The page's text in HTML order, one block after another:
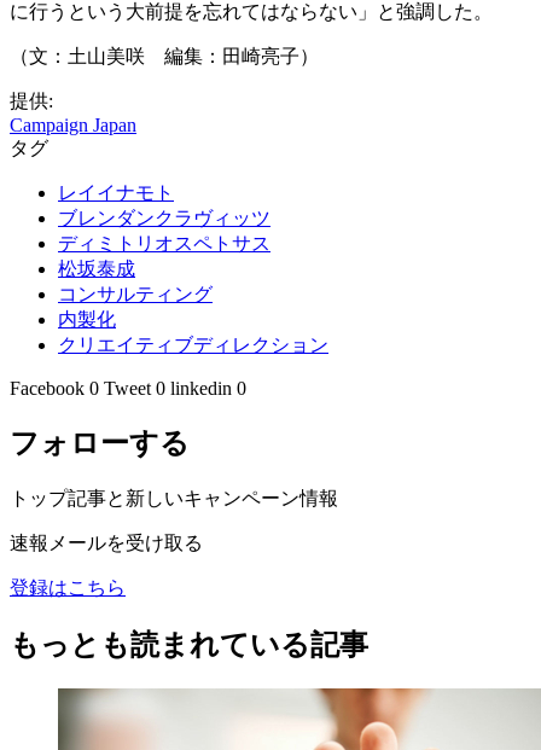
に行うという大前提を忘れてはならない」と強調した。
（文：土山美咲 編集：田崎亮子）
提供:
Campaign Japan
タグ
レイイナモト
ブレンダンクラヴィッツ
ディミトリオスペトサス
松坂泰成
コンサルティング
内製化
クリエイティブディレクション
Facebook 0 Tweet 0 linkedin 0
フォローする
トップ記事と新しいキャンペーン情報
速報メールを受け取る
登録はこちら
もっとも読まれている記事